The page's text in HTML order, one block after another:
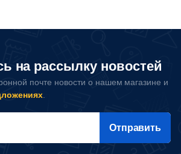
на рассылку новостей
почте новости о нашем магазине и
Отправить